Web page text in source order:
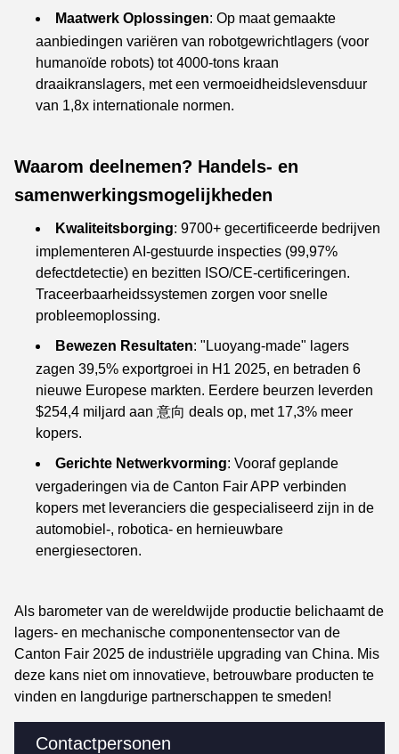
Contactpersonen
Maatwerk Oplossingen: Op maat gemaakte
aanbiedingen variëren van robotgewrichtlagers (voor
humanoïde robots) tot 4000-tons kraan
draaikranslagers, met een vermoeidheidslevensduur
van 1,8x internationale normen.
Waarom deelnemen? Handels- en
samenwerkingsmogelijkheden
Kwaliteitsborging: 9700+ gecertificeerde bedrijven
implementeren AI-gestuurde inspecties (99,97%
defectdetectie) en bezitten ISO/CE-certificeringen.
Traceerbaarheidssystemen zorgen voor snelle
probleemoplossing.
Bewezen Resultaten: "Luoyang-made" lagers
zagen 39,5% exportgroei in H1 2025, en betraden 6
nieuwe Europese markten. Eerdere beurzen leverden
$254,4 miljard aan 意向 deals op, met 17,3% meer
kopers.
Gerichte Netwerkvorming: Vooraf geplande
vergaderingen via de Canton Fair APP verbinden
kopers met leveranciers die gespecialiseerd zijn in de
automobiel-, robotica- en hernieuwbare
energiesectoren.
Als barometer van de wereldwijde productie belichaamt de
lagers- en mechanische componentensector van de
Canton Fair 2025 de industriële upgrading van China. Mis
deze kans niet om innovatieve, betrouwbare producten te
vinden en langdurige partnerschappen te smeden!